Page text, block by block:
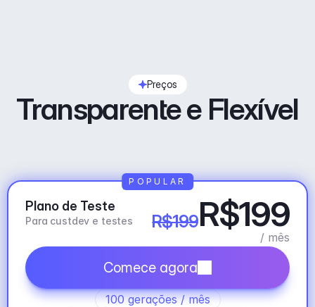
Preços
Transparente e Flexível
Plano de Teste
Para custdev e testes R$199R$199
/ mês
Comece agora
100 gerações / mês
POPULAR